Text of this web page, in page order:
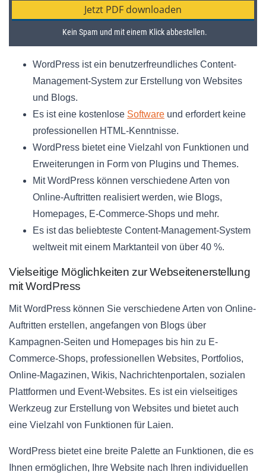
WordPress ist ein benutzerfreundliches Content-
Management-System zur Erstellung von Websites
und Blogs.
Es ist eine kostenlose Software und erfordert keine
professionellen HTML-Kenntnisse.
WordPress bietet eine Vielzahl von Funktionen und
Erweiterungen in Form von Plugins und Themes.
Mit WordPress können verschiedene Arten von
Online-Auftritten realisiert werden, wie Blogs,
Homepages, E-Commerce-Shops und mehr.
Es ist das beliebteste Content-Management-System
weltweit mit einem Marktanteil von über 40 %.
Vielseitige Möglichkeiten zur Webseitenerstellung
mit WordPress
Mit WordPress können Sie verschiedene Arten von Online-
Auftritten erstellen, angefangen von Blogs über
Kampagnen-Seiten und Homepages bis hin zu E-
Commerce-Shops, professionellen Websites, Portfolios,
Online-Magazinen, Wikis, Nachrichtenportalen, sozialen
Plattformen und Event-Websites. Es ist ein vielseitiges
Werkzeug zur Erstellung von Websites und bietet auch
eine Vielzahl von Funktionen für Laien.
WordPress bietet eine breite Palette an Funktionen, die es
Ihnen ermöglichen, Ihre Website nach Ihren individuellen